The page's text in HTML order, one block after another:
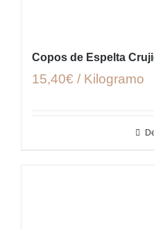
Copos de Espelta
15,40€ / Kilogramo